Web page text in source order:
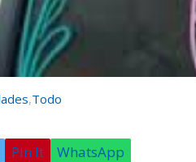
,Todo
Pin It WhatsApp